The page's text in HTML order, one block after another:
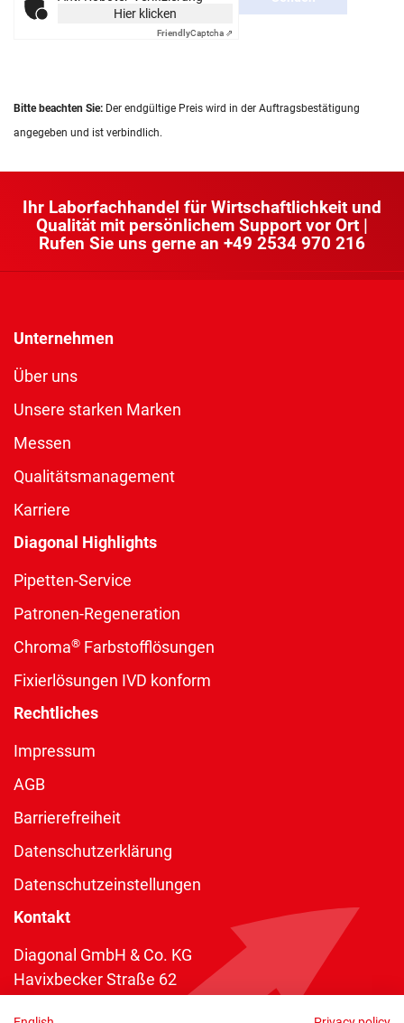
Hier klicken
FriendlyCaptcha ⇗
Bitte beachten Sie: Der endgültige Preis wird in der Auftragsbestätigung
angegeben und ist verbindlich.
Ihr Laborfachhandel für Wirtschaftlichkeit und
Qualität mit persönlichem Support vor Ort |
Rufen Sie uns gerne an +49 2534 970 216
Unternehmen
Über uns
Unsere starken Marken
Messen
Qualitätsmanagement
Karriere
Diagonal Highlights
Pipetten-Service
Patronen-Regeneration
Chroma® Farbstofflösungen
Fixierlösungen IVD konform
Rechtliches
Impressum
AGB
Barrierefreiheit
Datenschutzerklärung
Datenschutzeinstellungen
Kontakt
Diagonal GmbH & Co. KG
Havixbecker Straße 62